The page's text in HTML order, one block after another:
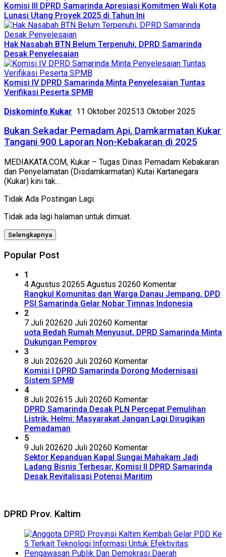
Komisi III DPRD Samarinda Apresiasi Komitmen Wali Kota
Lunasi Utang Proyek 2025 di Tahun Ini
Hak Nasabah BTN Belum Terpenuhi, DPRD Samarinda
Desak Penyelesaian
Komisi IV DPRD Samarinda Minta Penyelesaian Tuntas
Verifikasi Peserta SPMB
Diskominfo Kukar 11 Oktober 202513 Oktober 2025
Bukan Sekadar Pemadam Api, Damkarmatan Kukar
Tangani 900 Laporan Non-Kebakaran di 2025
MEDIAKATA.COM, Kukar – Tugas Dinas Pemadam Kebakaran
dan Penyelamatan (Disdamkarmatan) Kutai Kartanegara
(Kukar) kini tak…
Tidak Ada Postingan Lagi.
Tidak ada lagi halaman untuk dimuat.
Selengkapnya
Popular Post
1
4 Agustus 20265 Agustus 20260 Komentar
Rangkul Komunitas dan Warga Danau Jempang, DPD
PSI Samarinda Gelar Nobar Timnas Indonesia
2
7 Juli 202620 Juli 20260 Komentar
uota Bedah Rumah Menyusut, DPRD Samarinda Minta
Dukungan Pemprov
3
8 Juli 202620 Juli 20260 Komentar
Komisi I DPRD Samarinda Dorong Modernisasi
Sistem SPMB
4
8 Juli 202615 Juli 20260 Komentar
DPRD Samarinda Desak PLN Percepat Pemulihan
Listrik, Helmi: Masyarakat Jangan Lagi Dirugikan
Pemadaman
5
9 Juli 202620 Juli 20260 Komentar
Sektor Kepanduan Kapal Sungai Mahakam Jadi
Ladang Bisnis Terbesar, Komisi II DPRD Samarinda
Desak Revitalisasi Potensi Maritim
DPRD Prov. Kaltim